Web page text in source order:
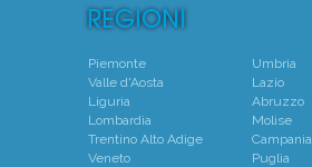
Piemonte
Valle d'Aosta
Liguria
Lombardia
Trentino Alto Adige
Veneto
Umbria
Lazio
Abruzzo
Molise
Campania
Puglia